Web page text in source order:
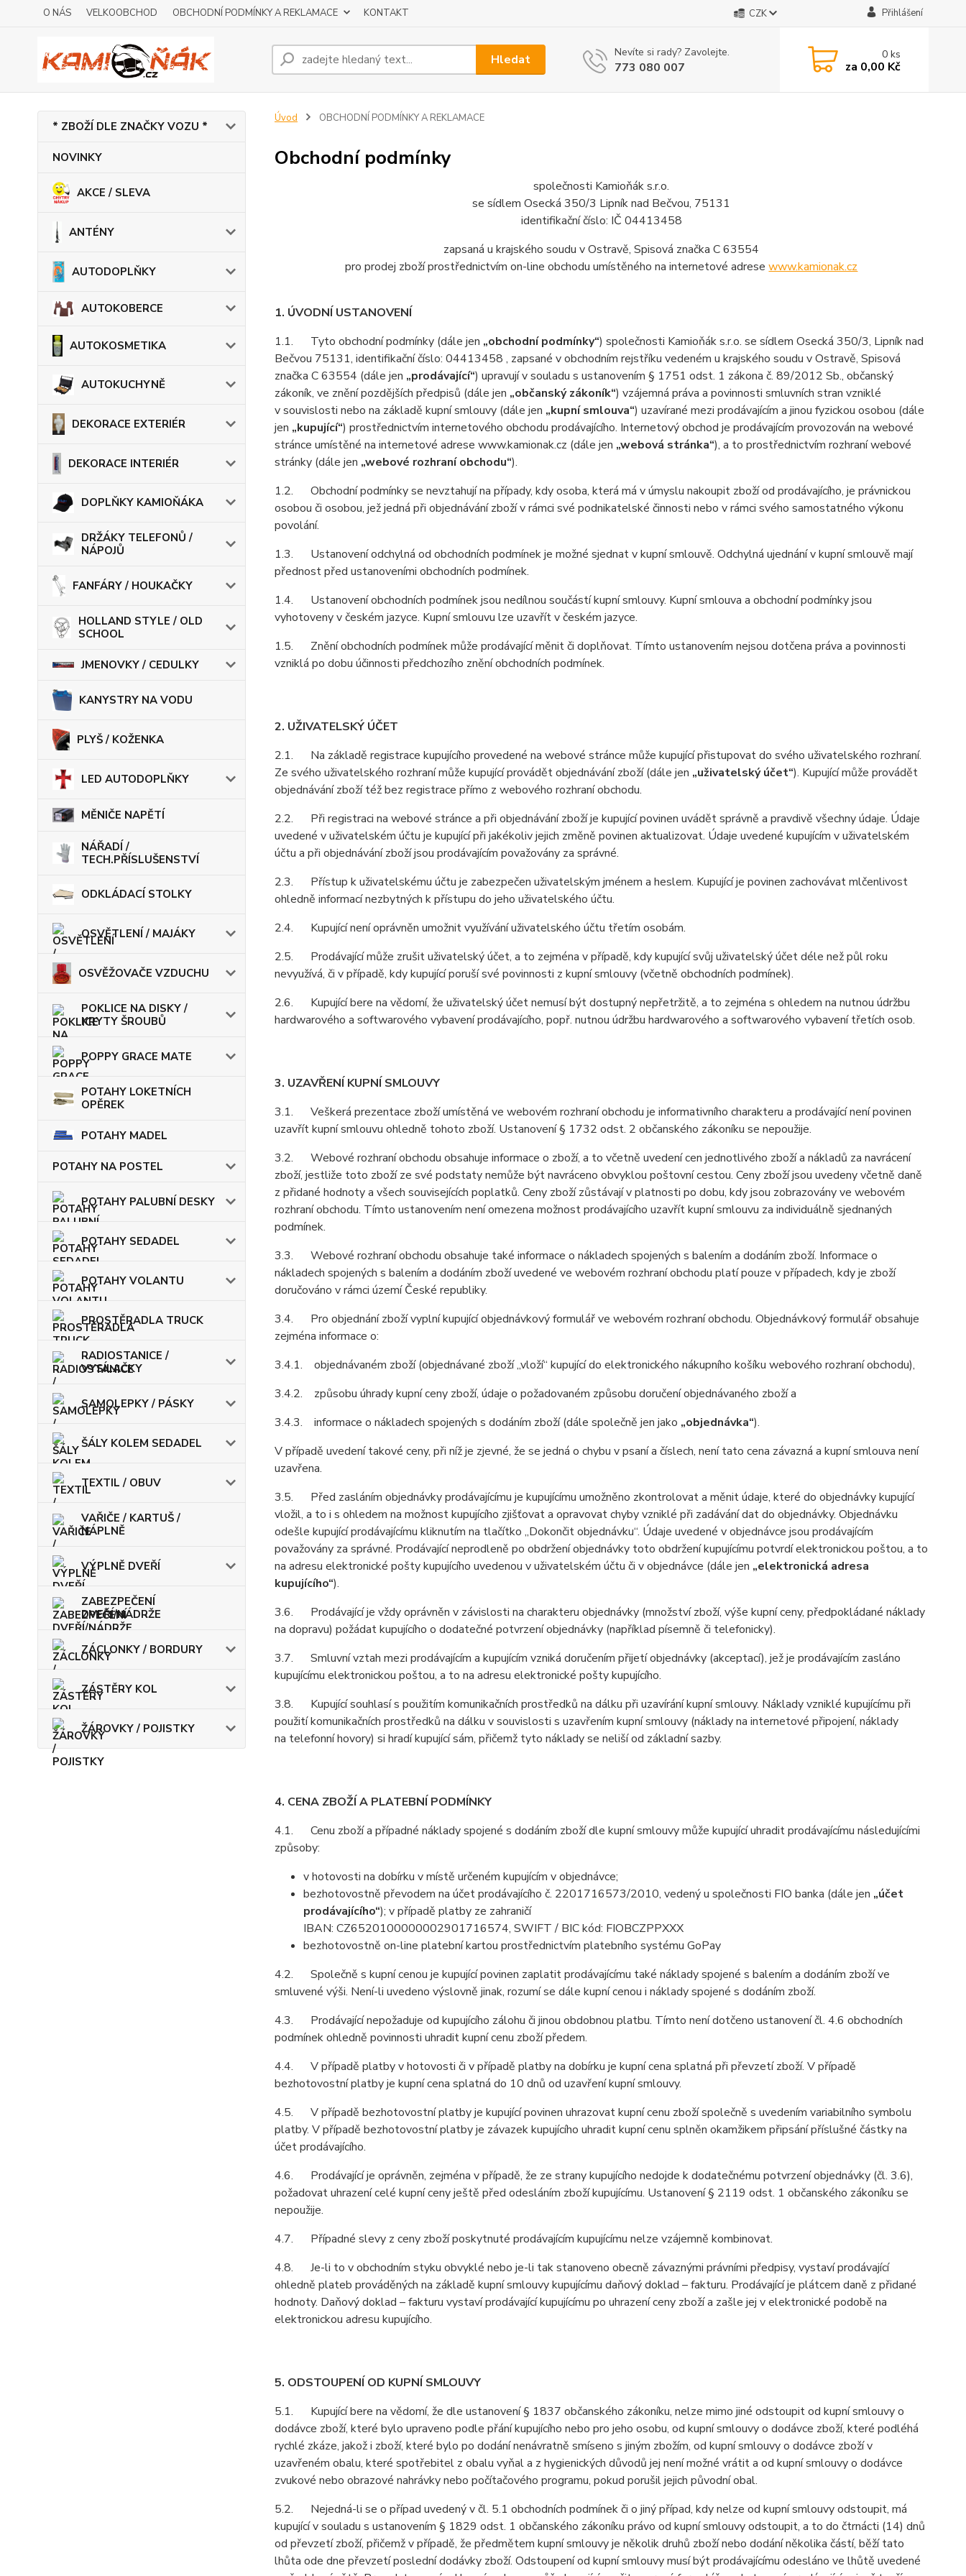
O NÁS VELKOOBCHOD OBCHODNÍ PODMÍNKY A REKLAMACE KONTAKT CZK Přihlášení
Hledat Nevíte si rady? Zavolejte.
773 080 007
0ks
za 0,00 Kč
* ZBOŽÍ DLE ZNAČKY VOZU *
NOVINKY
AKCE / SLEVA
ANTÉNY
AUTODOPLŇKY
AUTOKOBERCE
AUTOKOSMETIKA
AUTOKUCHYNĚ
DEKORACE EXTERIÉR
DEKORACE INTERIÉR
DOPLŇKY KAMIOŇÁKA
DRŽÁKY TELEFONŮ /
NÁPOJŮ
FANFÁRY / HOUKAČKY
HOLLAND STYLE / OLD
SCHOOL
JMENOVKY / CEDULKY
KANYSTRY NA VODU
PLYŠ / KOŽENKA
LED AUTODOPLŇKY
MĚNIČE NAPĚTÍ
NÁŘADÍ /
TECH.PŘÍSLUŠENSTVÍ
ODKLÁDACÍ STOLKY
OSVĚTLENÍ / MAJÁKY
OSVĚŽOVAČE VZDUCHU
POKLICE NA DISKY /
KRYTY ŠROUBŮ
POPPY GRACE MATE
POTAHY LOKETNÍCH
OPĚREK
POTAHY MADEL
POTAHY NA POSTEL
POTAHY PALUBNÍ DESKY
POTAHY SEDADEL
POTAHY VOLANTU
PROSTĚRADLA TRUCK
RADIOSTANICE /
VYSÍLAČKY
SAMOLEPKY / PÁSKY
ŠÁLY KOLEM SEDADEL
TEXTIL / OBUV
VAŘIČE / KARTUŠ /
NÁPLNĚ
VÝPLNĚ DVEŘÍ
ZABEZPEČENÍ
DVEŘÍ/NÁDRŽE
ZÁCLONKY / BORDURY
ZÁSTĚRY KOL
ŽÁROVKY / POJISTKY
Úvod OBCHODNÍ PODMÍNKY A REKLAMACE
Obchodní podmínky
společnosti Kamioňák s.r.o.
se sídlem Osecká 350/3 Lipník nad Bečvou, 75131
identifikační číslo: IČ 04413458
zapsaná u krajského soudu v Ostravě, Spisová značka C 63554
pro prodej zboží prostřednictvím on-line obchodu umístěného na internetové adresewww.kamionak.cz
1. ÚVODNÍ USTANOVENÍ
1.1. Tyto obchodní podmínky (dále jen „obchodní podmínky“) společnosti Kamioňák s.r.o. se sídlem Osecká 350/3, Lipník nad
Bečvou 75131, identifikační číslo: 04413458 , zapsané v obchodním rejstříku vedeném u krajského soudu v Ostravě, Spisová
značka C 63554 (dále jen „prodávající“) upravují v souladu s ustanovením § 1751 odst. 1 zákona č. 89/2012 Sb., občanský
zákoník, ve znění pozdějších předpisů (dále jen „občanský zákoník“) vzájemná práva a povinnosti smluvních stran vzniklé
v souvislosti nebo na základě kupní smlouvy (dále jen „kupní smlouva“) uzavírané mezi prodávajícím a jinou fyzickou osobou (dále
jen „kupující“) prostřednictvím internetového obchodu prodávajícího. Internetový obchod je prodávajícím provozován na webové
stránce umístěné na internetové adrese www.kamionak.cz (dále jen „webová stránka“), a to prostřednictvím rozhraní webové
stránky (dále jen „webové rozhraní obchodu“).
1.2. Obchodní podmínky se nevztahují na případy, kdy osoba, která má v úmyslu nakoupit zboží od prodávajícího, je právnickou
osobou či osobou, jež jedná při objednávání zboží v rámci své podnikatelské činnosti nebo v rámci svého samostatného výkonu
povolání.
1.3. Ustanovení odchylná od obchodních podmínek je možné sjednat v kupní smlouvě. Odchylná ujednání v kupní smlouvě mají
přednost před ustanoveními obchodních podmínek.
1.4. Ustanovení obchodních podmínek jsou nedílnou součástí kupní smlouvy. Kupní smlouva a obchodní podmínky jsou
vyhotoveny v českém jazyce. Kupní smlouvu lze uzavřít v českém jazyce.
1.5. Znění obchodních podmínek může prodávající měnit či doplňovat. Tímto ustanovením nejsou dotčena práva a povinnosti
vzniklá po dobu účinnosti předchozího znění obchodních podmínek.
2. UŽIVATELSKÝ ÚČET
2.1. Na základě registrace kupujícího provedené na webové stránce může kupující přistupovat do svého uživatelského rozhraní.
Ze svého uživatelského rozhraní může kupující provádět objednávání zboží (dále jen „uživatelský účet“). Kupující může provádět
objednávání zboží též bez registrace přímo z webového rozhraní obchodu.
2.2. Při registraci na webové stránce a při objednávání zboží je kupující povinen uvádět správně a pravdivě všechny údaje. Údaje
uvedené v uživatelském účtu je kupující při jakékoliv jejich změně povinen aktualizovat. Údaje uvedené kupujícím v uživatelském
účtu a při objednávání zboží jsou prodávajícím považovány za správné.
2.3. Přístup k uživatelskému účtu je zabezpečen uživatelským jménem a heslem. Kupující je povinen zachovávat mlčenlivost
ohledně informací nezbytných k přístupu do jeho uživatelského účtu.
2.4. Kupující není oprávněn umožnit využívání uživatelského účtu třetím osobám.
2.5. Prodávající může zrušit uživatelský účet, a to zejména v případě, kdy kupující svůj uživatelský účet déle než půl roku
nevyužívá, či v případě, kdy kupující poruší své povinnosti z kupní smlouvy (včetně obchodních podmínek).
2.6. Kupující bere na vědomí, že uživatelský účet nemusí být dostupný nepřetržitě, a to zejména s ohledem na nutnou údržbu
hardwarového a softwarového vybavení prodávajícího, popř. nutnou údržbu hardwarového a softwarového vybavení třetích osob.
3. UZAVŘENÍ KUPNÍ SMLOUVY
3.1. Veškerá prezentace zboží umístěná ve webovém rozhraní obchodu je informativního charakteru a prodávající není povinen
uzavřít kupní smlouvu ohledně tohoto zboží. Ustanovení § 1732 odst. 2 občanského zákoníku se nepoužije.
3.2. Webové rozhraní obchodu obsahuje informace o zboží, a to včetně uvedení cen jednotlivého zboží a nákladů za navrácení
zboží, jestliže toto zboží ze své podstaty nemůže být navráceno obvyklou poštovní cestou. Ceny zboží jsou uvedeny včetně daně
z přidané hodnoty a všech souvisejících poplatků. Ceny zboží zůstávají v platnosti po dobu, kdy jsou zobrazovány ve webovém
rozhraní obchodu. Tímto ustanovením není omezena možnost prodávajícího uzavřít kupní smlouvu za individuálně sjednaných
podmínek.
3.3. Webové rozhraní obchodu obsahuje také informace o nákladech spojených s balením a dodáním zboží. Informace o
nákladech spojených s balením a dodáním zboží uvedené ve webovém rozhraní obchodu platí pouze v případech, kdy je zboží
doručováno v rámci území České republiky.
3.4. Pro objednání zboží vyplní kupující objednávkový formulář ve webovém rozhraní obchodu. Objednávkový formulář obsahuje
zejména informace o:
3.4.1. objednávaném zboží (objednávané zboží „vloží“ kupující do elektronického nákupního košíku webového rozhraní obchodu),
3.4.2. způsobu úhrady kupní ceny zboží, údaje o požadovaném způsobu doručení objednávaného zboží a
3.4.3. informace o nákladech spojených s dodáním zboží (dále společně jen jako „objednávka“).
V případě uvedení takové ceny, při níž je zjevné, že se jedná o chybu v psaní a číslech, není tato cena závazná a kupní smlouva není
uzavřena.
3.5. Před zasláním objednávky prodávajícímu je kupujícímu umožněno zkontrolovat a měnit údaje, které do objednávky kupující
vložil, a to i s ohledem na možnost kupujícího zjišťovat a opravovat chyby vzniklé při zadávání dat do objednávky. Objednávku
odešle kupující prodávajícímu kliknutím na tlačítko „Dokončit objednávku“. Údaje uvedené v objednávce jsou prodávajícím
považovány za správné. Prodávající neprodleně po obdržení objednávky toto obdržení kupujícímu potvrdí elektronickou poštou, a to
na adresu elektronické pošty kupujícího uvedenou v uživatelském účtu či v objednávce (dále jen „elektronická adresa
kupujícího“).
3.6. Prodávající je vždy oprávněn v závislosti na charakteru objednávky (množství zboží, výše kupní ceny, předpokládané náklady
na dopravu) požádat kupujícího o dodatečné potvrzení objednávky (například písemně či telefonicky).
3.7. Smluvní vztah mezi prodávajícím a kupujícím vzniká doručením přijetí objednávky (akceptací), jež je prodávajícím zasláno
kupujícímu elektronickou poštou, a to na adresu elektronické pošty kupujícího.
3.8. Kupující souhlasí s použitím komunikačních prostředků na dálku při uzavírání kupní smlouvy. Náklady vzniklé kupujícímu při
použití komunikačních prostředků na dálku v souvislosti s uzavřením kupní smlouvy (náklady na internetové připojení, náklady
na telefonní hovory) si hradí kupující sám, přičemž tyto náklady se neliší od základní sazby.
4. CENA ZBOŽÍ A PLATEBNÍ PODMÍNKY
4.1. Cenu zboží a případné náklady spojené s dodáním zboží dle kupní smlouvy může kupující uhradit prodávajícímu následujícími
způsoby:
v hotovosti na dobírku v místě určeném kupujícím v objednávce;
bezhotovostně převodem na účet prodávajícího č. 2201716573/2010, vedený u společnosti FIO banka (dále jen „účet
prodávajícího“); v případě platby ze zahraničí
IBAN: CZ6520100000002901716574, SWIFT / BIC kód: FIOBCZPPXXX
bezhotovostně on-line platební kartou prostřednictvím platebního systému GoPay
4.2. Společně s kupní cenou je kupující povinen zaplatit prodávajícímu také náklady spojené s balením a dodáním zboží ve
smluvené výši. Není-li uvedeno výslovně jinak, rozumí se dále kupní cenou i náklady spojené s dodáním zboží.
4.3. Prodávající nepožaduje od kupujícího zálohu či jinou obdobnou platbu. Tímto není dotčeno ustanovení čl. 4.6 obchodních
podmínek ohledně povinnosti uhradit kupní cenu zboží předem.
4.4. V případě platby v hotovosti či v případě platby na dobírku je kupní cena splatná při převzetí zboží. V případě
bezhotovostní platby je kupní cena splatná do 10 dnů od uzavření kupní smlouvy.
4.5. V případě bezhotovostní platby je kupující povinen uhrazovat kupní cenu zboží společně s uvedením variabilního symbolu
platby. V případě bezhotovostní platby je závazek kupujícího uhradit kupní cenu splněn okamžikem připsání příslušné částky na
účet prodávajícího.
4.6. Prodávající je oprávněn, zejména v případě, že ze strany kupujícího nedojde k dodatečnému potvrzení objednávky (čl. 3.6),
požadovat uhrazení celé kupní ceny ještě před odesláním zboží kupujícímu. Ustanovení § 2119 odst. 1 občanského zákoníku se
nepoužije.
4.7. Případné slevy z ceny zboží poskytnuté prodávajícím kupujícímu nelze vzájemně kombinovat.
4.8. Je-li to v obchodním styku obvyklé nebo je-li tak stanoveno obecně závaznými právními předpisy, vystaví prodávající
ohledně plateb prováděných na základě kupní smlouvy kupujícímu daňový doklad – fakturu. Prodávající je plátcem daně z přidané
hodnoty. Daňový doklad – fakturu vystaví prodávající kupujícímu po uhrazení ceny zboží a zašle jej v elektronické podobě na
elektronickou adresu kupujícího.
5. ODSTOUPENÍ OD KUPNÍ SMLOUVY
5.1. Kupující bere na vědomí, že dle ustanovení § 1837 občanského zákoníku, nelze mimo jiné odstoupit od kupní smlouvy o
dodávce zboží, které bylo upraveno podle přání kupujícího nebo pro jeho osobu, od kupní smlouvy o dodávce zboží, které podléhá
rychlé zkáze, jakož i zboží, které bylo po dodání nenávratně smíseno s jiným zbožím, od kupní smlouvy o dodávce zboží v
uzavřeném obalu, které spotřebitel z obalu vyňal a z hygienických důvodů jej není možné vrátit a od kupní smlouvy o dodávce
zvukové nebo obrazové nahrávky nebo počítačového programu, pokud porušil jejich původní obal.
5.2. Nejedná-li se o případ uvedený v čl. 5.1 obchodních podmínek či o jiný případ, kdy nelze od kupní smlouvy odstoupit, má
kupující v souladu s ustanovením § 1829 odst. 1 občanského zákoníku právo od kupní smlouvy odstoupit, a to do čtrnácti (14) dnů
od převzetí zboží, přičemž v případě, že předmětem kupní smlouvy je několik druhů zboží nebo dodání několika částí, běží tato
lhůta ode dne převzetí poslední dodávky zboží. Odstoupení od kupní smlouvy musí být prodávajícímu odesláno ve lhůtě uvedené